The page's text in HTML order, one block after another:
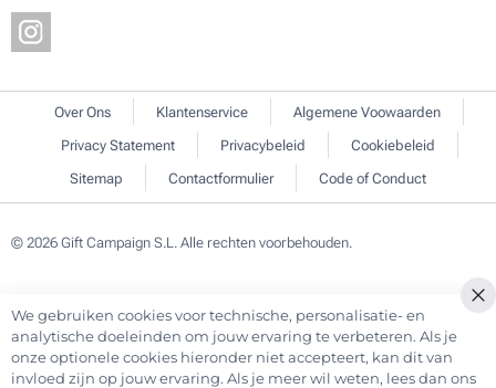
Over Ons Klantenservice
Algemene Voowaarden
Privacy Statement
Privacybeleid
Cookiebeleid
Sitemap
Contactformulier Code of Conduct
© 2026 Gift Campaign S.L. Alle rechten voorbehouden.
We gebruiken cookies voor technische, personalisatie- en
analytische doeleinden om jouw ervaring te verbeteren. Als je
onze optionele cookies hieronder niet accepteert, kan dit van
invloed zijn op jouw ervaring. Als je meer wil weten, lees dan ons